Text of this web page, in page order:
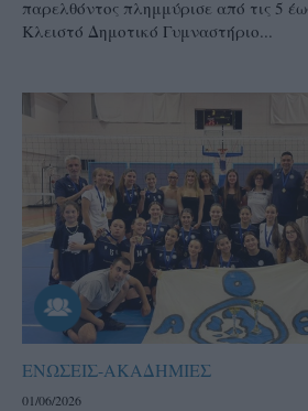
παρελθόντος πλημμύρισε από τις 5
Κλειστό Δημοτικό Γυμναστήριο...
ΕΝΩΣΕΙΣ-ΑΚΑΔΗΜΙΕΣ
01/06/2026